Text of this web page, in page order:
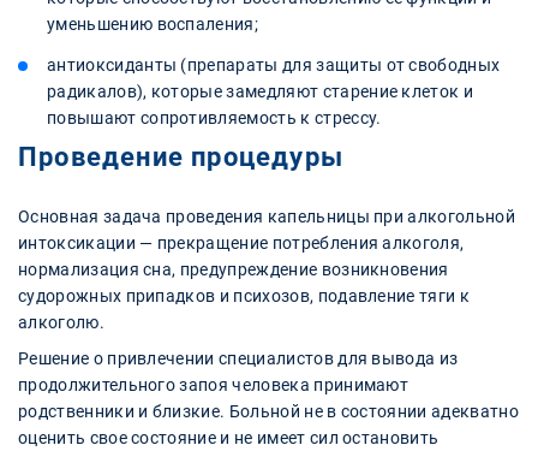
уменьшению воспаления;
антиоксиданты (препараты для защиты от свободных
радикалов), которые замедляют старение клеток и
повышают сопротивляемость к стрессу.
Проведение процедуры
Основная задача проведения капельницы при алкогольной
интоксикации — прекращение потребления алкоголя,
нормализация сна, предупреждение возникновения
судорожных припадков и психозов, подавление тяги к
алкоголю.
Решение о привлечении специалистов для вывода из
продолжительного запоя человека принимают
родственники и близкие. Больной не в состоянии адекватно
оценить свое состояние и не имеет сил остановить